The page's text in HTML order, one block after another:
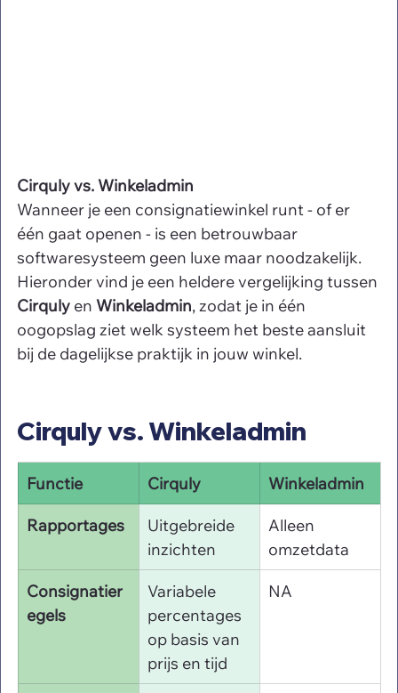
Cirquly vs. Winkeladmin
Wanneer je een consignatiewinkel runt - of er
één gaat openen - is een betrouwbaar
softwaresysteem geen luxe maar noodzakelijk.
Hieronder vind je een heldere vergelijking tussen
Cirquly en Winkeladmin, zodat je in één
oogopslag ziet welk systeem het beste aansluit
bij de dagelijkse praktijk in jouw winkel.
Cirquly vs. Winkeladmin
Functie Cirquly Winkeladmin
Rapportages
Uitgebreide
inzichten
Alleen
omzetdata
Consignatier
egels
Variabele
percentages
op basis van
prijs en tijd
NA